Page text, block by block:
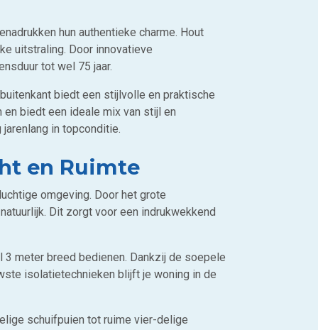
hun authentieke charme. Hout
uitstraling. Door innovatieve
tot wel 75 jaar.
biedt een stijlvolle en praktische
biedt een ideale mix van stijl en
in topconditie.
en Ruimte
omgeving. Door het grote
Dit zorgt voor een indrukwekkend
meter breed bedienen. Dankzij de soepele
isolatietechnieken blijft je woning in de
schuifpuien tot ruime vier-delige